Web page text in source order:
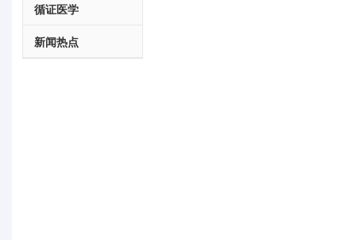
循证医学
新闻热点